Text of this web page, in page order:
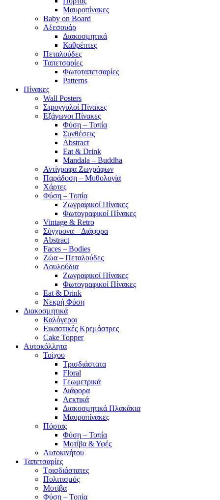
Μαυροπίνακες
Baby on Board
Αξεσουάρ
Διακοσμητικά
Καθρέπτες
Πεταλούδες
Ταπετσαρίες
Φωτοταπετσαρίες
Patterns
Πίνακες
Wall Posters
Στρογγυλοί Πίνακες
Εξάγωνοι Πίνακες
Φύση – Τοπία
Συνθέσεις
Abstract
Eat & Drink
Mandala – Buddha
Αντίγραφα Ζωγράφων
Παράδοση – Μυθολογία
Χάρτες
Φύση – Τοπία
Ζωγραφικοί Πίνακες
Φωτογραφικοί Πίνακες
Vintage & Retro
Σύγχρονα – Διάφορα
Abstract
Faces – Bodies
Ζώα – Πεταλούδες
Λουλούδια
Ζωγραφικοί Πίνακες
Φωτογραφικοί Πίνακες
Eat & Drink
Νεκρή Φύση
Διακοσμητικά
Καλόγεροι
Εικαστικές Κρεμάστρες
Cake Topper
Αυτοκόλλητα
Τοίχου
Τρισδιάστατα
Floral
Γεωμετρικά
Διάφορα
Λεκτικά
Διακοσμητικά Πλακάκια
Μαυροπίνακες
Πόρτας
Φύση – Τοπία
Μοτίβα & Υφές
Αυτοκινήτου
Ταπετσαρίες
Τρισδιάστατες
Πολιτισμός
Μοτίβα
Φύση – Τοπία